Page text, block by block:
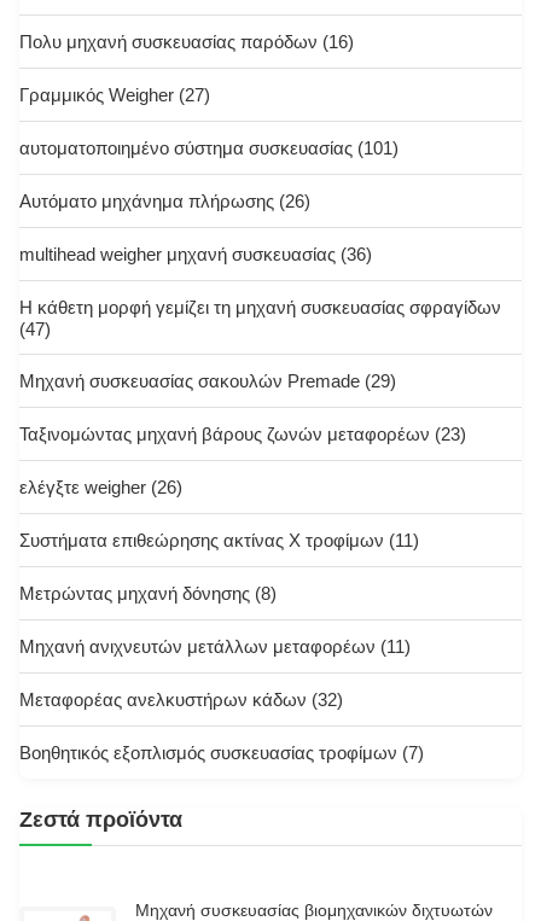
Πολυ μηχανή συσκευασίας παρόδων (16)
Γραμμικός Weigher (27)
αυτοματοποιημένο σύστημα συσκευασίας (101)
Αυτόματο μηχάνημα πλήρωσης (26)
multihead weigher μηχανή συσκευασίας (36)
Η κάθετη μορφή γεμίζει τη μηχανή συσκευασίας σφραγίδων
(47)
Μηχανή συσκευασίας σακουλών Premade (29)
Ταξινομώντας μηχανή βάρους ζωνών μεταφορέων (23)
ελέγξτε weigher (26)
Συστήματα επιθεώρησης ακτίνας X τροφίμων (11)
Μετρώντας μηχανή δόνησης (8)
Μηχανή ανιχνευτών μετάλλων μεταφορέων (11)
Μεταφορέας ανελκυστήρων κάδων (32)
Βοηθητικός εξοπλισμός συσκευασίας τροφίμων (7)
Ζεστά προϊόντα
Μηχανή συσκευασίας βιομηχανικών διχτυωτών